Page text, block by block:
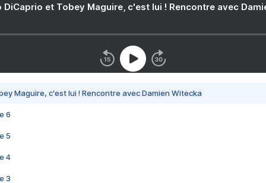
DiCaprio et Tobey Maguire, c'est lui ! Rencontre avec
Maguire, c'est lui ! Rencontre avec Damien Witecka
6
5
4
3